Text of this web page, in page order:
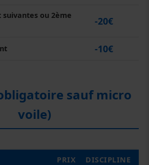
ou 2ème
-20€
-10€
sauf micro
voile)
PRIX DISCIPLINE